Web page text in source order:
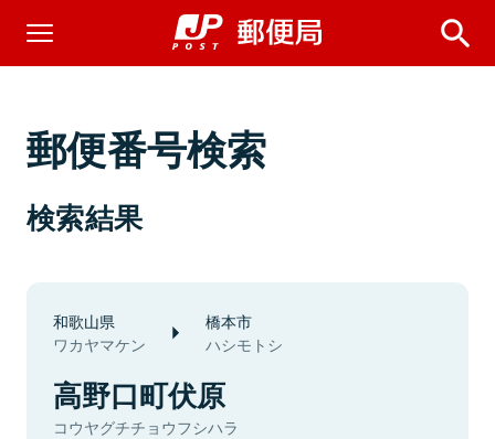
郵便番号検索
検索結果
和歌山県
ワカヤマケン
橋本市
ハシモトシ
高野口町伏原
コウヤグチチョウフシハラ